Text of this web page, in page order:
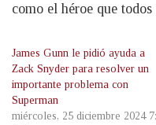
como el héroe que todos
James Gunn le pidió ayuda a
Zack Snyder para resolver un
importante problema con
Superman
miércoles, 25 diciembre 2024